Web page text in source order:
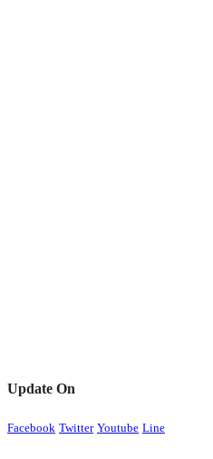
Update On
Facebook Twitter Youtube Line